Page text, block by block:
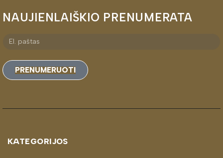
NAUJIENLAIŠKIO PRENUMERATA
PRENUMERUOTI
KATEGORIJOS